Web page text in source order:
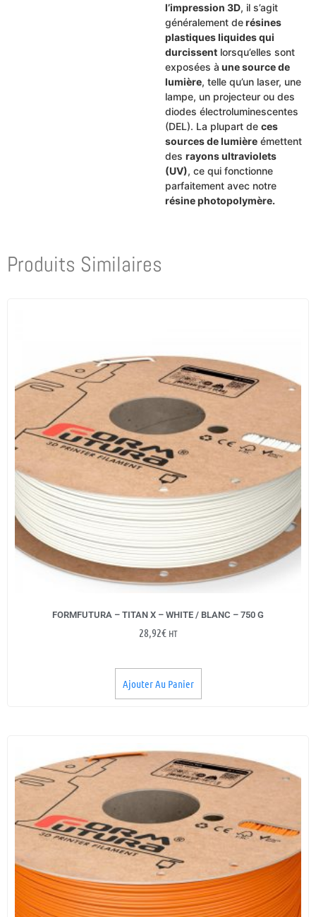
l’impression 3D, il s’agit
généralement derésines
plastiques liquides qui
durcissentlorsqu’elles sont
exposées à une source de
lumière, telle qu’un laser, une
lampe, un projecteur ou des
diodes électroluminescentes
(DEL). La plupart de ces
sources de lumièreémettent
des rayons ultraviolets
(UV), ce qui fonctionne
parfaitement avec notre
résine photopolymère.
Produits Similaires
FORMFUTURA – TITAN X – WHITE / BLANC – 750 G
28,92€ HT
Ajouter Au Panier